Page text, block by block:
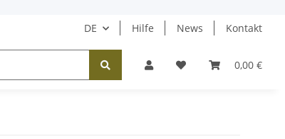
DE Hilfe News Kontakt
0,00 €
Halsketten Ohrringe